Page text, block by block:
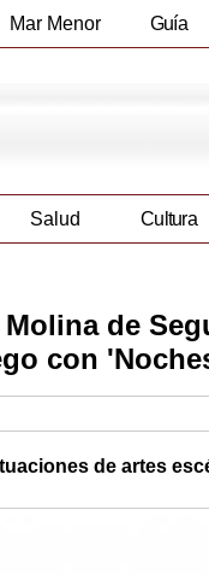
Mar Menor Guía
Salud Cultura
de
con
de artes